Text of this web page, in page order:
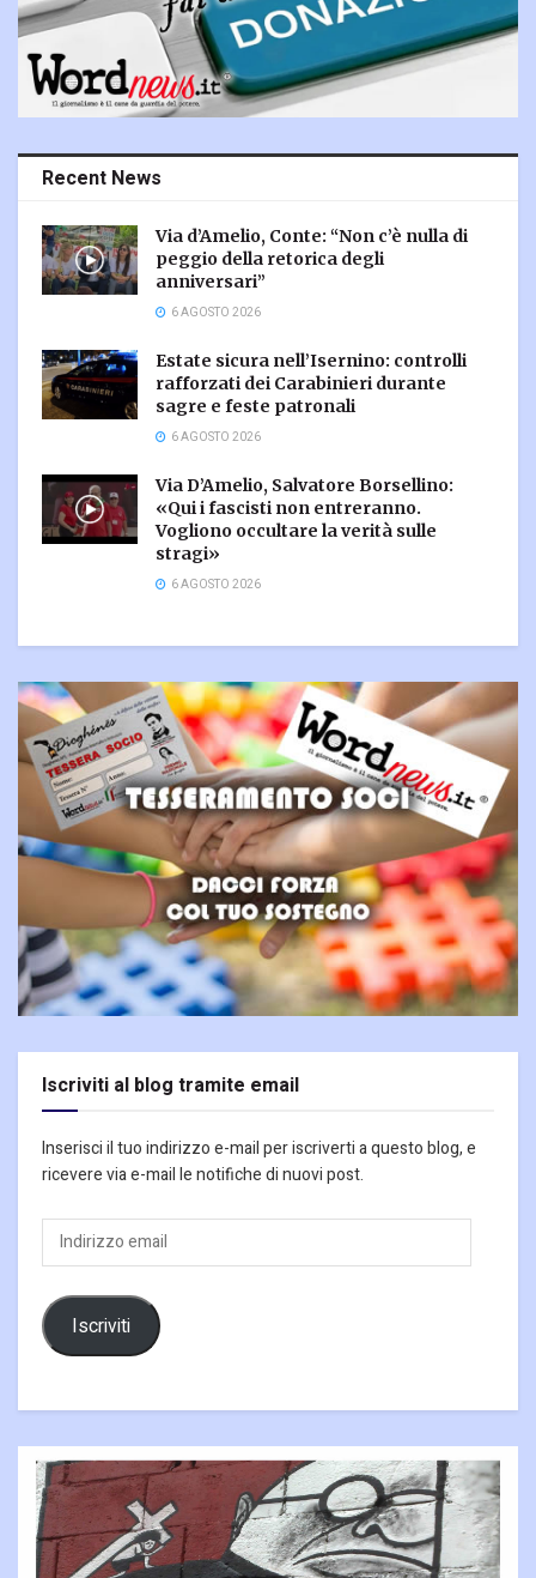
Recent News
Via d’Amelio, Conte: “Non c’è nulla di
peggio della retorica degli
anniversari”
6 AGOSTO 2026
Estate sicura nell’Isernino: controlli
rafforzati dei Carabinieri durante
sagre e feste patronali
6 AGOSTO 2026
Via D’Amelio, Salvatore Borsellino:
«Qui i fascisti non entreranno.
Vogliono occultare la verità sulle
stragi»
6 AGOSTO 2026
Iscriviti al blog tramite email
Inserisci il tuo indirizzo e-mail per iscriverti a questo blog, e
ricevere via e-mail le notifiche di nuovi post.
Indirizzo
email
Iscriviti